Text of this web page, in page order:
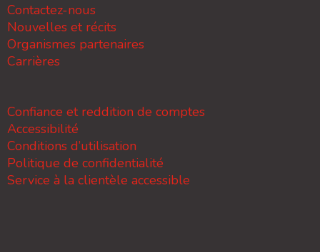
Contactez-nous
Nouvelles et récits
Organismes partenaires
Carrières
Confiance et reddition de comptes
Accessibilité
Conditions d’utilisation
Politique de confidentialité
Service à la clientèle accessible